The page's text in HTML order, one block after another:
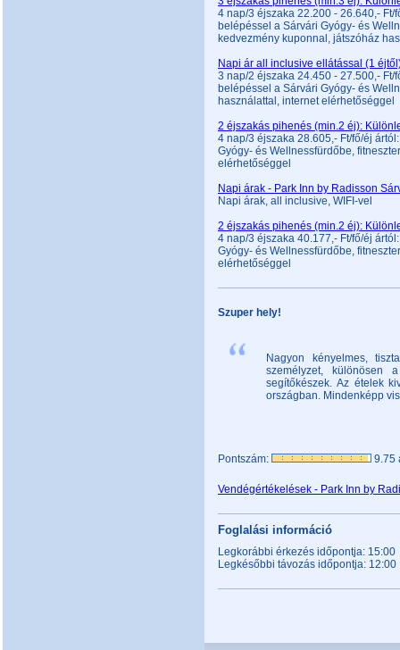
4 nap/3 éjszaka 22.200 - 26.640,-
belépéssel a Sárvári Gyógy- és
kedvezmény kuponnal, játszóház
Napi ár all inclusive ellátással (1
3 nap/2 éjszaka 24.450 - 27.500,-
belépéssel a Sárvári Gyógy- és
használattal, internet elérhetőséggel
2 éjszakás pihenés (min.2 éj):
4 nap/3 éjszaka 28.605,- Ft/fő/éj
Gyógy- és Wellnessfürdőbe,
elérhetőséggel
Napi árak - Park Inn by Radisson
Napi árak, all inclusive, WIFI-vel
2 éjszakás pihenés (min.2 éj):
4 nap/3 éjszaka 40.177,- Ft/fő/éj
Gyógy- és Wellnessfürdőbe,
elérhetőséggel
Szuper hely!
Nagyon kényelmes,
személyzet, különösen
segítőkészek. Az ételek
országban. Mindenképp
Pontszám: 9.75
Vendégértékelések - Park Inn by
Foglalási információ
Legkorábbi érkezés időpontja: 15:00
Legkésőbbi távozás időpontja: 12:00